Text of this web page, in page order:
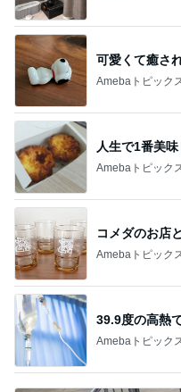
可愛くて癒さ
Amebaトピック
人生で1番美
Amebaトピック
コメダのお店
Amebaトピック
39.9度の高熱
Amebaトピック